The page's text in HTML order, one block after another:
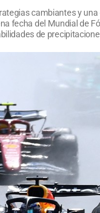
cambiantes y
fecha del Mundial de
de